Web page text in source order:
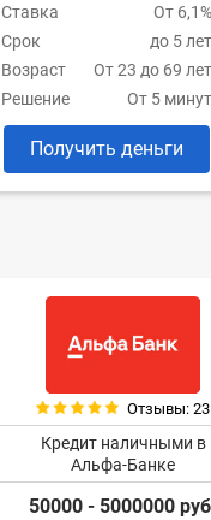
Ставка
От 6,1%
Срок
до 5 лет
Возраст
От 23 до 69 лет
Решение
От 5 минут
Получить деньги
Отзывы: 23
Кредит наличными в
Альфа-Банке
50000 - 5000000